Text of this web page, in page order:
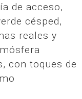
de acceso,
césped,
reales y
con toques de